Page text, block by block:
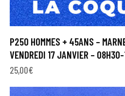
P250 HOMMES + 45ANS –
VENDREDI 17 JANVIER –
25,00€